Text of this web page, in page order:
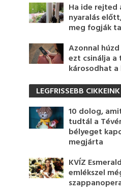
Ha ide
nyaralás
meg fogják
Azonnal
ezt csinálja a
károsodhat a
LEGFRISSEBB CIKKEINK
10 dolog,
tudtál a
bélyeget
megjárta
KVÍZ
emlékszel